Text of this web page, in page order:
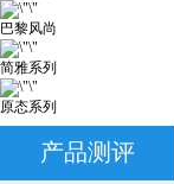
巴黎风尚
简雅系列
原态系列
产品测评